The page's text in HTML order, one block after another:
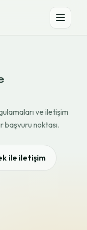
ve iletişim
başvuru noktası.
ile iletişim